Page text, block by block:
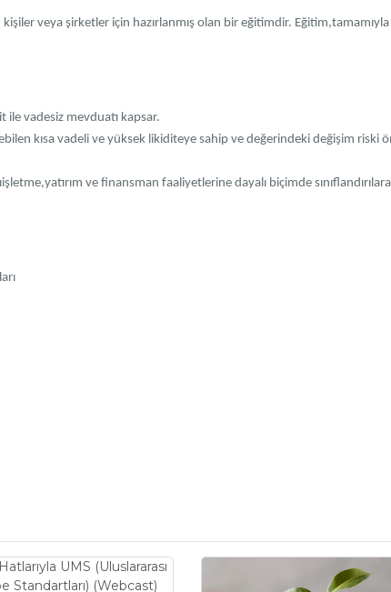
veya şirketler için hazırlanmış olan bir eğitimdir. Eğitim,tamamıyla
ile vadesiz mevduatı kapsar.
kısa vadeli ve yüksek likiditeye sahip ve değerindeki değişim riski
ve finansman faaliyetlerine dayalı biçimde